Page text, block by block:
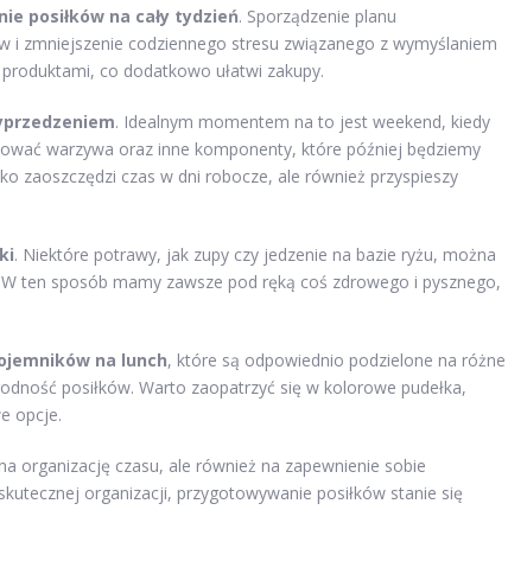
posiłków na cały tydzień. Sporządzenie planu
i zmniejszenie codziennego stresu związanego z wymyślaniem
co dodatkowo ułatwi zakupy.
. Idealnym momentem na to jest weekend, kiedy
warzywa oraz inne komponenty, które później będziemy
zaoszczędzi czas w dni robocze, ale również przyspieszy
. Niektóre potrawy, jak zupy czy jedzenie na bazie ryżu, można
ten sposób mamy zawsze pod ręką coś zdrowego i pysznego,
na lunch, które są odpowiednio podzielone na różne
posiłków. Warto zaopatrzyć się w kolorowe pudełka,
opcje.
organizację czasu, ale również na zapewnienie sobie
organizacji, przygotowywanie posiłków stanie się